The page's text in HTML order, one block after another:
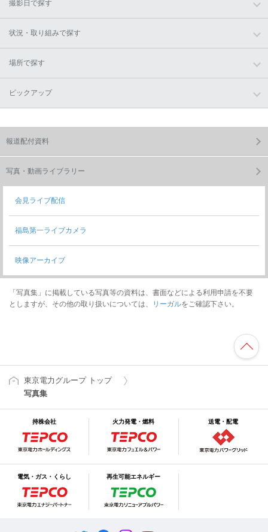
撮影日で探す
状況・取り組みで探す
場所で探す
ピックアップ
報道配付資料
写真・動画ライブラリー
会見ライブ配信
福島第一ライブカメラ
映像アーカイブ
「写真集」に掲載している写真等の資料は、書面などによる利用申請を不要
としますが、その他の取り扱いについては、
リーガルをご確認下さい。
東京電力グループ トップ
写真集
持株会社 火力発電・燃料 送電・配電
電気・ガス・くらし 再生可能エネルギー